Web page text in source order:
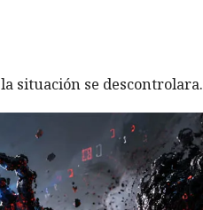
situación se descontrolara.